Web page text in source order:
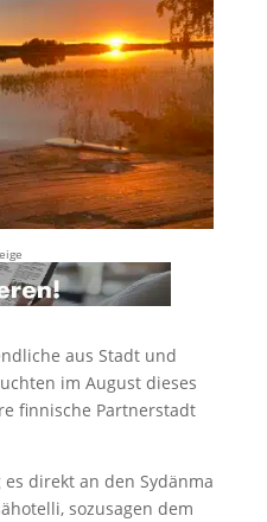
aus Stadt und
im August dieses
finnische Partnerstadt
direkt an den Sydänma
sozusagen dem